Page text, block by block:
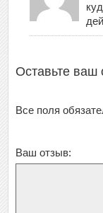
Оставьте ваш
Все поля
Ваш отзыв: